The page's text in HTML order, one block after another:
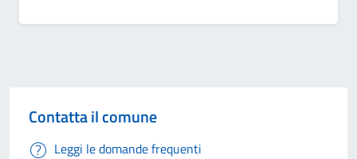
Contatta il comune
Leggi le domande frequenti